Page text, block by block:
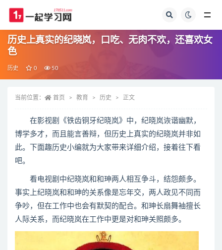
历史上真实的纪晓岚，口吃、无肉不欢，还喜欢女
色
历史 0 50
当前位置： 首页 教育 历史 正文
在影视剧《铁齿铜牙纪晓岚》中，纪晓岚诙谐幽默，
博学多才，而且能言善辩，但历史上真实的纪晓岚并非如
此。下面趣历史小编就为大家带来详细介绍，接着往下看
吧。
看电视剧中纪晓岚和和珅两人相互争斗，结怨颇多。
事实上纪晓岚和和珅的关系像是忘年交，两人政见不同而
争吵，但在工作中也会有默契的配合。和珅长扇舞袖擅长
人际关系，而纪晓岚在工作中更是对和珅关照颇多。